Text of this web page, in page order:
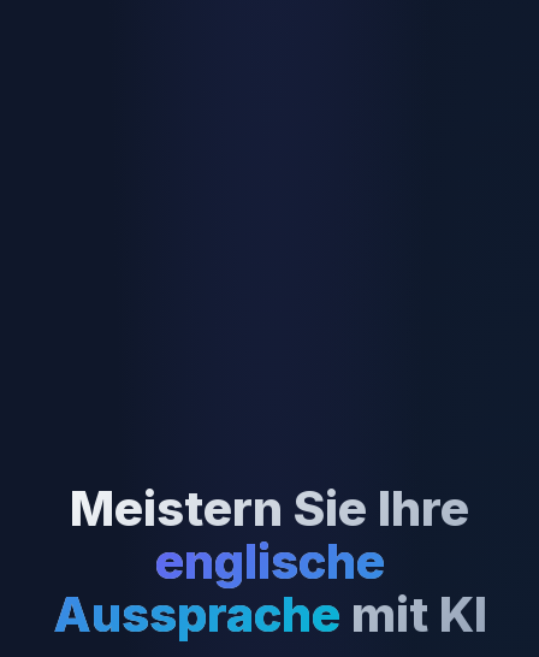
Meistern Sie Ihre
englische
Aussprache mit KI